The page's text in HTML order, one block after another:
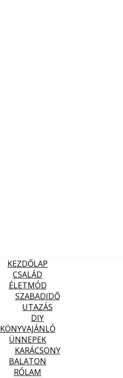
KEZDŐLAP
CSALÁD
ÉLETMÓD
SZABADIDŐ
UTAZÁS
DIY
KÖNYVAJÁNLÓ
ÜNNEPEK
KARÁCSONY
BALATON
RÓLAM